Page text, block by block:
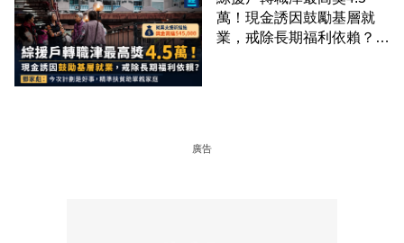
萬！現金誘因鼓勵基層就
業，戒除長期福利依賴？鄧
廣告